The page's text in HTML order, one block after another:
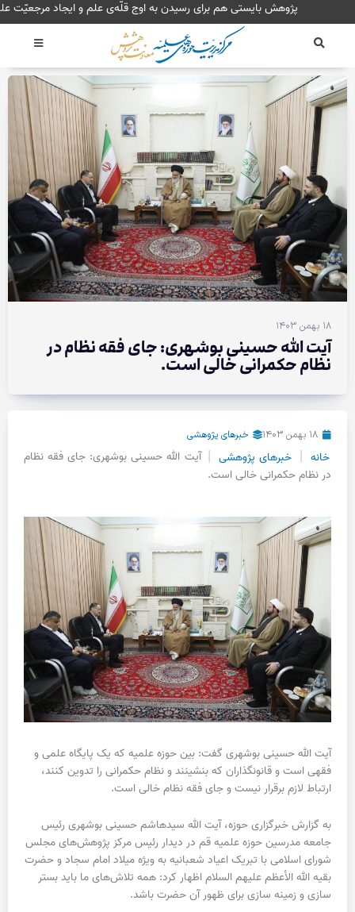
به
پژوهش بایستی هم برای رسیدن به اوج قلّه‌ی علم و
۱۸ بهمن ۱۴۰۳
آیت الله حسینی بوشهری: جای فقه نظام در
نظام حکمرانی خالی است.
۱۸ بهمن ۱۴۰۳ خبرهای پژوهشی
خانه | خبرهای پژوهشی | آیت الله حسینی بوشهری: جای فقه نظام
در نظام حکمرانی خالی است.
آیت الله حسینی بوشهری گفت: بین حوزه علمیه که یک پایگاه علمی و
فقهی است و قانونگذاران که بنشینند و نظام حکمرانی را تدوین کنند،
ارتباط لازم برقرار نیست و جای فقه نظام خالی است.
به گزارش خبرگزاری حوزه، آیت الله سیدهاشم حسینی بوشهری رئیس
جامعه مدرسین حوزه علمیه قم در دیدار رئیس مرکز پژوهش‌های مجلس
شورای اسلامی با تبریک اعیاد شعبانیه به ویژه میلاد امام سجاد و حضرت
بقیه الله الأعظم علیهم السلام اظهار کرد: همه تلاش‌های ما باید بستر
سازی و زمینه سازی برای ظهور آن حضرت باشد.